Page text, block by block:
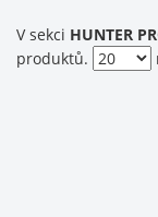
V sekci HUNTER
produktů.